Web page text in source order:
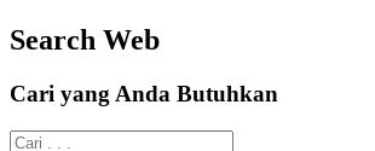
Search Web
Cari yang Anda Butuhkan